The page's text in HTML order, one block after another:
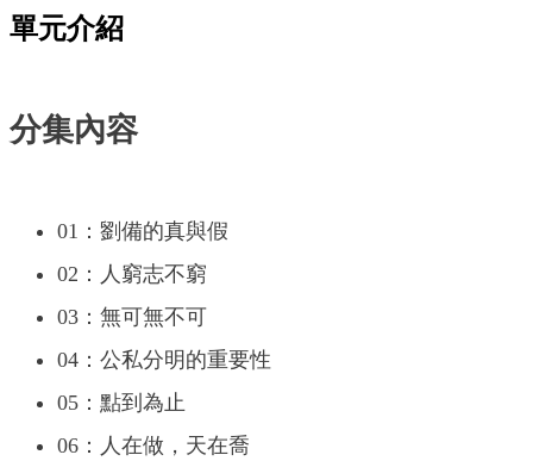
單元介紹
分集內容
01：劉備的真與假
02：人窮志不窮
03：無可無不可
04：公私分明的重要性
05：點到為止
06：人在做，天在喬